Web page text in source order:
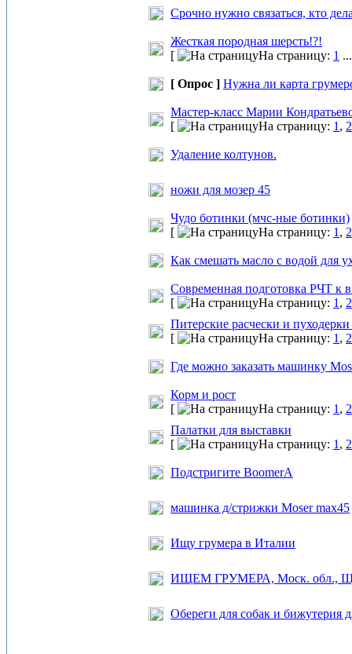
Срочно нужно связаться, кто
Жесткая породная шерсть!?!
[
На страницу: 1
[ Опрос ] Нужна ли карта
Мастер-класс Марии
[
На страницу: 1 , 2
Удаление колтунов.
ножи для мозер 45
Чудо ботинки (мчс-ные ботинки)
[
На страницу: 1 , 2
Как смешать масло с водой для
Современная подготовка РЧТ к
[
На страницу: 1 , 2
Питерские расчески и
[
На страницу: 1 , 2
Где можно заказать машинку
Корм и рост
[
На страницу: 1 , 2
Палатки для выставки
[
На страницу: 1 , 2
Подстригите BoomerА
машинка д/стрижки Moser max45
Ищу грумера в Италии
ИЩЕМ ГРУМЕРА, Моск. обл.,
Обереги для собак и бижутерия